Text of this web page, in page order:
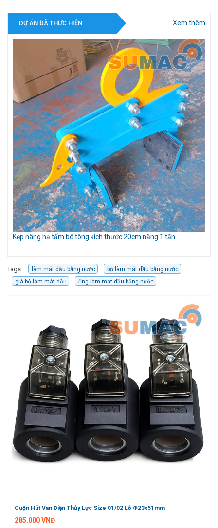
DỰ ÁN ĐÃ THỰC HIỆN Xem thêm
Kẹp nâng hạ tấm bê tông kích thước 20cm nặng 1 tấn
Tags: làm mát dầu bằng nước
bộ làm mát dầu bằng nước
giá bộ làm mát dầu
ống làm mát dầu bằng nước
Cuộn Hút Van Điện Thủy Lực Size 01/02 Lỗ Φ23x51mm
285.000 VNĐ